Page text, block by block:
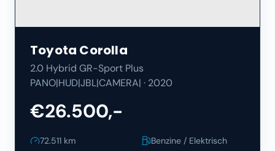
Toyota Corolla
2.0 Hybrid GR-Sport Plus
PANO|HUD|JBL|CAMERA| · 2020
€26.500,-
72.511 km
Benzine / Elektrisch